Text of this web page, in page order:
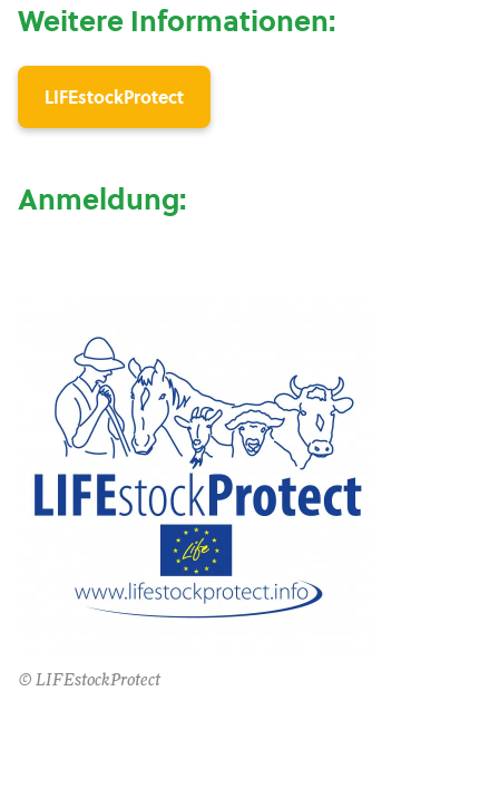
Weitere Informationen:
LIFEstockProtect
Anmeldung:
© LIFEstockProtect